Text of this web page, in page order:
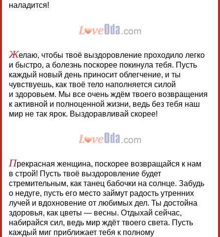
наладится!
Желаю, чтобы твоё выздоровление проходило легко
и быстро, а болезнь поскорее покинула тебя. Пусть
каждый новый день приносит облегчение, и ты
чувствуешь, как твоё тело наполняется силой
и здоровьем. Мы все очень ждём твоего возвращения
к активной и полноценной жизни, ведь без тебя наш
мир не так ярок. Выздоравливай скорее!
Прекрасная женщина, поскорее возвращайся к нам
в строй! Пусть твоё выздоровление будет
стремительным, как танец бабочки на солнце. Забудь
о недуге, пусть его место займут радость утренних
лучей и вдохновение от любимых дел. Ты достойна
здоровья, как цветы — весны. Отдыхай сейчас,
набирайся сил, ведь мир ждёт твоего света. Пусть
каждый миг приближает тебя к полному